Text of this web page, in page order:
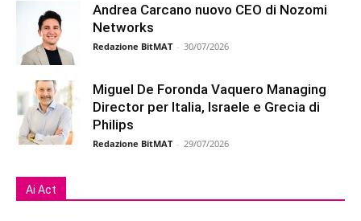
Andrea Carcano nuovo CEO di Nozomi
Networks
Redazione BitMAT - 30/07/2026
Miguel De Foronda Vaquero Managing
Director per Italia, Israele e Grecia di
Philips
Redazione BitMAT - 29/07/2026
Ai Act